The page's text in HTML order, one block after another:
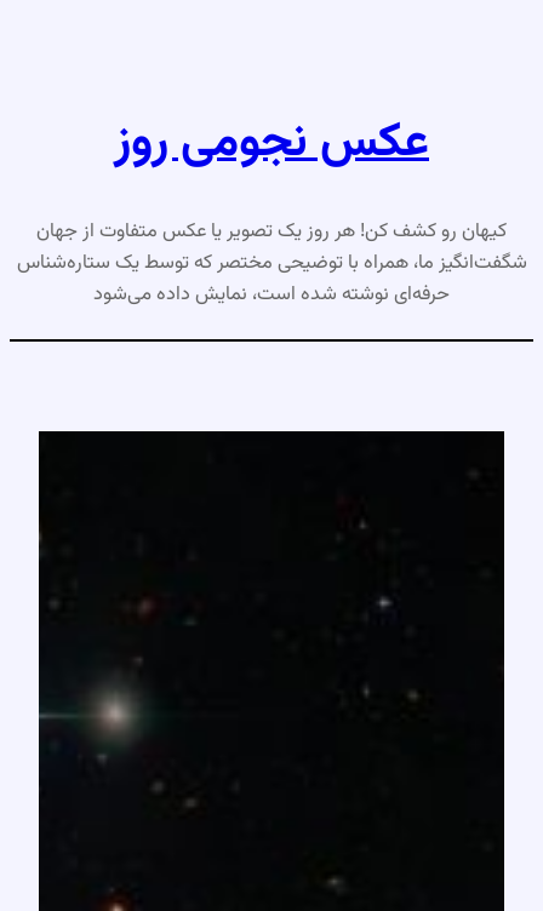
عکس نجومی روز
کیهان رو کشف کن! هر روز یک تصویر یا عکس متفاوت از جهان
شگفت‌انگیز ما، همراه با توضیحی مختصر که توسط یک ستاره‌شناس
حرفه‌ای نوشته شده است، نمایش داده می‌شود